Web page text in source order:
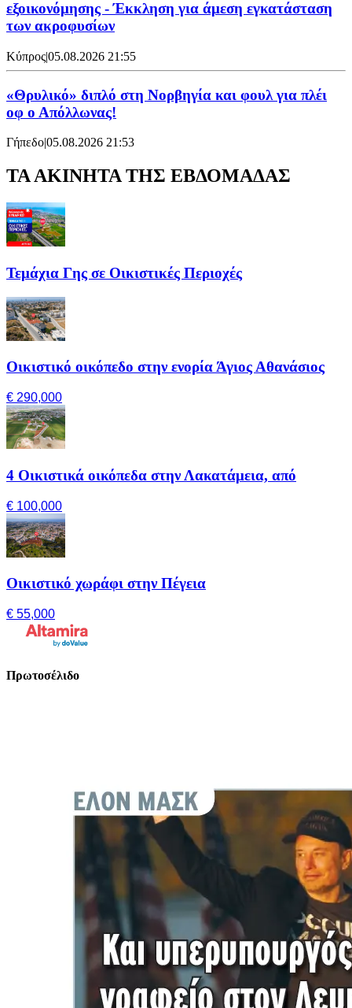
εξοικονόμησης - Έκκληση για άμεση εγκατάσταση
των ακροφυσίων
Κύπρος|05.08.2026 21:55
«Θρυλικό» διπλό στη Νορβηγία και φουλ για πλέι
οφ ο Απόλλωνας!
Γήπεδο|05.08.2026 21:53
ΤΑ ΑΚΙΝΗΤΑ ΤΗΣ ΕΒΔΟΜΑΔΑΣ
Τεμάχια Γης σε Οικιστικές Περιοχές
Οικιστικό οικόπεδο στην ενορία Άγιος Αθανάσιος
€ 290,000
4 Οικιστικά οικόπεδα στην Λακατάμεια, από
€ 100,000
Οικιστικό χωράφι στην Πέγεια
€ 55,000
Πρωτοσέλιδο